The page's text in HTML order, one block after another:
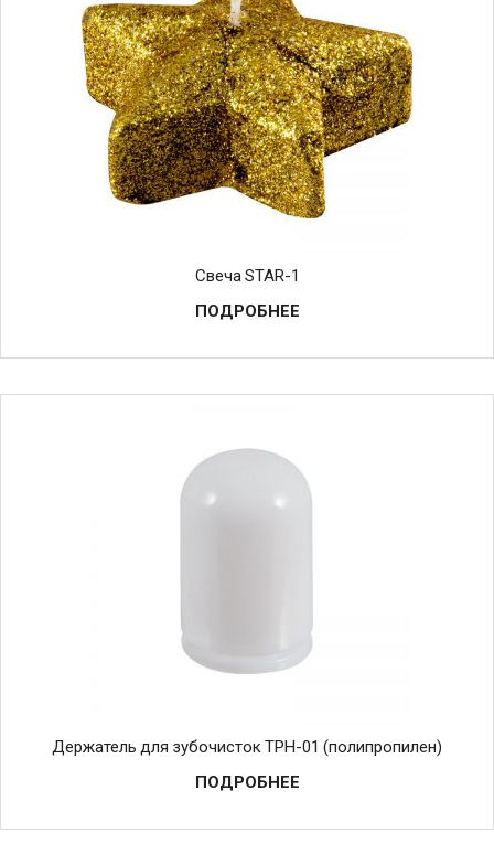
Свеча STAR-1
ПОДРОБНЕЕ
Держатель для зубочисток TPH-01 (полипропилен)
ПОДРОБНЕЕ